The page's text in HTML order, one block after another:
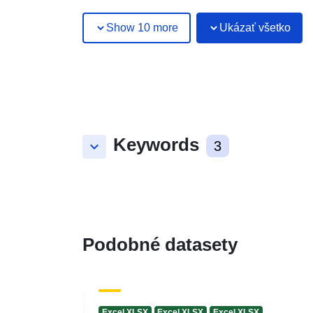
Show 10 more Ukázať všetko
keyboard_arrow_down Keywords 3
Podobné datasety